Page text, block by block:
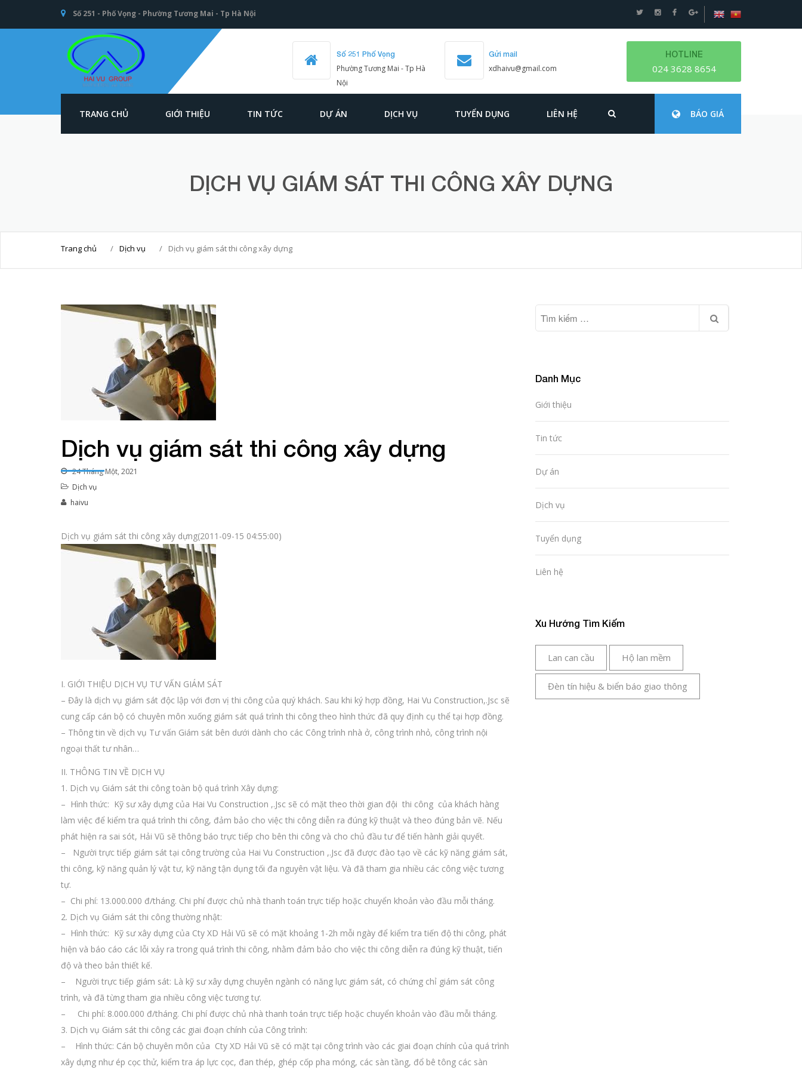
Số 251 - Phố Vọng - Phường Tương Mai - Tp Hà Nội
thông - Kết cấu
Số 251 Phố Vọng
Phường Tương Mai - Tp Hà
Nội
Gửi mail
xdhaivu@gmail.com
HOTLINE
024 3628 8654
TRANG CHỦ GIỚI THIỆU TIN TỨC DỰ ÁN DỊCH VỤ TUYỂN DỤNG LIÊN HỆ BÁO GIÁ
DỊCH VỤ GIÁM SÁT THI CÔNG XÂY DỰNG
Trang chủ / Dịch vụ / Dịch vụ giám sát thi công xây dựng
Dịch vụ giám sát thi công xây dựng
24 Tháng Một, 2021
Dịch vụ
haivu
Dịch vụ giám sát thi công xây dựng(2011-09-15 04:55:00)
I. GIỚI THIỆU DỊCH VỤ TƯ VẤN GIÁM SÁT
– Đây là dịch vụ giám sát độc lập với đơn vị thi công của quý khách. Sau khi ký hợp đồng, Hai Vu Construction,.Jsc sẽ
cung cấp cán bộ có chuyên môn xuống giám sát quá trình thi công theo hình thức đã quy định cụ thể tại hợp đồng.
– Thông tin về dịch vụ Tư vấn Giám sát bên dưới dành cho các Công trình nhà ở, công trình nhỏ, công trình nội
ngoại thất tư nhân…
II. THÔNG TIN VỀ DỊCH VỤ
1. Dịch vụ Giám sát thi công toàn bộ quá trình Xây dựng:
– Hình thức: Kỹ sư xây dựng của Hai Vu Construction ,.Jsc sẽ có mặt theo thời gian đội thi công của khách hàng
làm việc để kiểm tra quá trình thi công, đảm bảo cho việc thi công diễn ra đúng kỹ thuật và theo đúng bản vẽ. Nếu
phát hiện ra sai sót, Hải Vũ sẽ thông báo trực tiếp cho bên thi công và cho chủ đầu tư để tiến hành giải quyết.
– Người trực tiếp giám sát tại công trường của Hai Vu Construction ,.Jsc đã được đào tạo về các kỹ năng giám sát,
thi công, kỹ năng quản lý vật tư, kỹ năng tận dụng tối đa nguyên vật liệu. Và đã tham gia nhiều các công việc tương
tự.
– Chi phí: 13.000.000 đ/tháng. Chi phí được chủ nhà thanh toán trực tiếp hoặc chuyển khoản vào đầu mỗi tháng.
2. Dịch vụ Giám sát thi công thường nhật:
– Hình thức: Kỹ sư xây dựng của Cty XD Hải Vũ sẽ có mặt khoảng 1-2h mỗi ngày để kiểm tra tiến độ thi công, phát
hiện và báo cáo các lỗi xảy ra trong quá trình thi công, nhằm đảm bảo cho việc thi công diễn ra đúng kỹ thuật, tiến
độ và theo bản thiết kế.
– Người trực tiếp giám sát: Là kỹ sư xây dựng chuyên ngành có năng lực giám sát, có chứng chỉ giám sát công
trình, và đã từng tham gia nhiều công việc tương tự.
– Chi phí: 8.000.000 đ/tháng. Chi phí được chủ nhà thanh toán trực tiếp hoặc chuyển khoản vào đầu mỗi tháng.
3. Dịch vụ Giám sát thi công các giai đoạn chính của Công trình:
– Hình thức: Cán bộ chuyên môn của Cty XD Hải Vũ sẽ có mặt tại công trình vào các giai đoạn chính của quá trình
xây dựng như ép cọc thử, kiểm tra áp lực cọc, đan thép, ghép cốp pha móng, các sàn tầng, đổ bê tông các sàn
Danh Mục
Giới thiệu
Tin tức
Dự án
Dịch vụ
Tuyển dụng
Liên hệ
Xu Hướng Tìm Kiếm
Lan can cầu Hộ lan mềm
Đèn tín hiệu & biển báo giao thông